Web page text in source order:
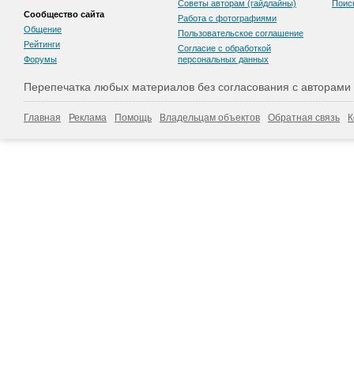
Сообщество сайта
Общение
Рейтинги
Форумы
Советы авторам (гайдлайны)
Работа с фотографиями
Пользовательскоe соглашение
Согласие с обработкой
персональных данных
Перепечатка любых материалов без согласования с
Главная Реклама Помощь Владельцам объектов Обратная связь